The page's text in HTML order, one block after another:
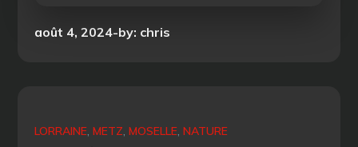
Posted
août 4, 2024 by: chris
LORRAINE METZ MOSELLE NATURE